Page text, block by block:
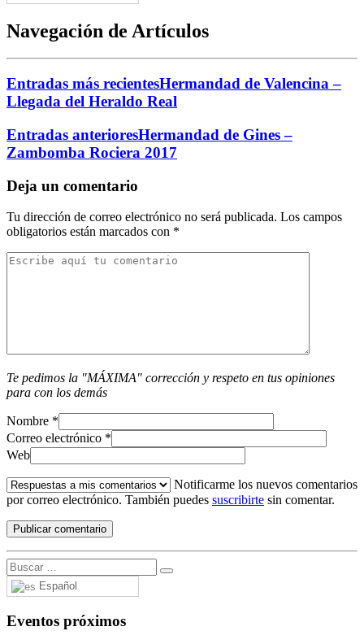
Navegación de Artículos
Entradas más recientesHermandad de Valencina –
Llegada del Heraldo Real
Entradas anterioresHermandad de Gines –
Zambomba Rociera 2017
Deja un comentario
Tu dirección de correo electrónico no será publicada. Los campos
obligatorios están marcados con *
Te pedimos la "MÁXIMA" corrección y respeto en tus opiniones
para con los demás
Nombre *
Correo electrónico *
Web
Notificarme los nuevos comentarios
por correo electrónico. También puedes suscribirte sin comentar.
Español
Eventos próximos